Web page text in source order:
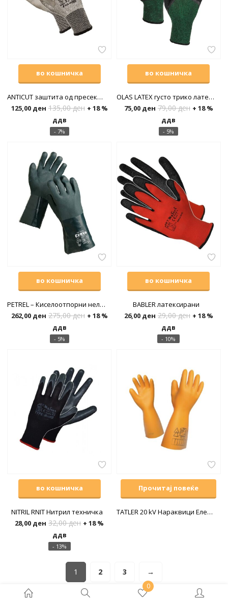
0
во кошничка
ANTICUT заштита од пресекување
125,00 ден 135,00ден + 18 %
ддв
- 7%
во кошничка
OLAS LATEX густо трико латексирано
75,00 ден 79,00ден + 18 %
ддв
- 5%
во кошничка
PETREL – Киселоотпорни нелизгачки
262,00 ден 275,00ден + 18 %
ддв
- 5%
во кошничка
BABLER латексирани
26,00 ден 29,00ден + 18 %
ддв
- 10%
во кошничка
NITRIL RNIT Нитрил техничка
28,00 ден 32,00ден + 18 %
ддв
- 13%
Прочитај повеќе
TATLER 20 kV Нараквици Електричарски
1 2 3 →